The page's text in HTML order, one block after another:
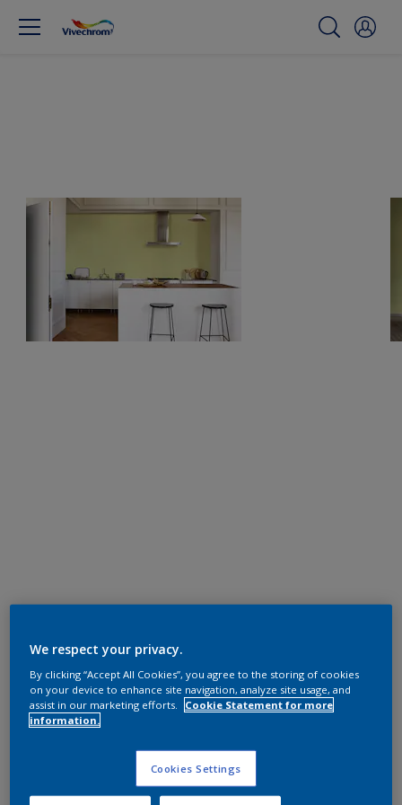
We respect your privacy.
By clicking “Accept All Cookies”, you agree to the storing of cookies
on your device to enhance site navigation, analyze site usage, and
assist in our marketing efforts.
Cookie Statement for more
information.
Cookies Settings